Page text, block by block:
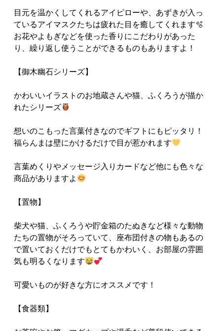
目元を温かくしてくれるアイピローや、あずきが入っ
ているアイマスクたちは疲れた目を癒してくれます🫧
お花やよもぎなどを使った香りにこだわりがあった
り、繰り返し使うことができるものもありますよ！
【御木幽石シリーズ】
かわいいイラストのお地蔵さんや猫、ふくろうが描か
れたシリーズ
想いのこもった言葉付きなのでギフトにもピッタリ！
福らんまは壁にかけるだけで目が惹かれます
言葉めくりやメッセージ入りカードなど他にも色々な
商品がありますよ
【置物】
柴犬や猫、ふくろうや貯金箱のたぬきなど様々な動物
たちの置物がそろっていて、座布団付きの物もあるの
で置いておくだけでもとてもかわいく、お部屋の雰囲
気も明るくなります
可愛いものが好きな方にオススメです！
【食器類】